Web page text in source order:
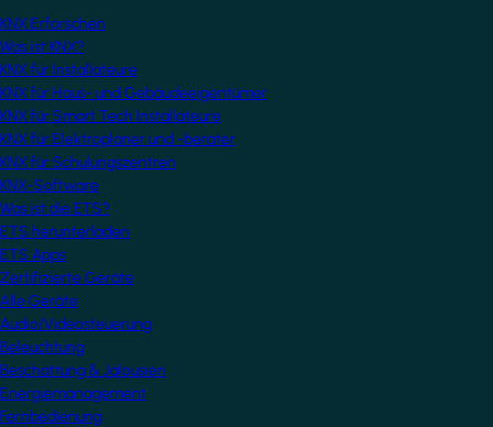
KNX Erforschen
Was ist KNX?
KNX für Installateure
KNX für Haus- und Gebäudeeigentümer
KNX für Smart Tech Installateure
KNX für Elektroplaner und -berater
KNX für Schulungszentren
KNX-Software
Was ist die ETS?
ETS herunterladen
ETS Apps
Zertifizierte Geräte
Alle Geräte
Audio/Videosteuerung
Beleuchtung
Beschattung & Jalousien
Energiemanagement
Fernbedienung